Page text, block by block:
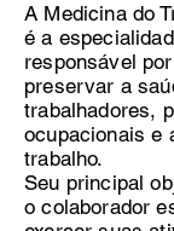
A Medicina do
é a
responsável
preservar a
trabalhadores,
ocupacionais e
trabalho.
Seu principal
o colaborador